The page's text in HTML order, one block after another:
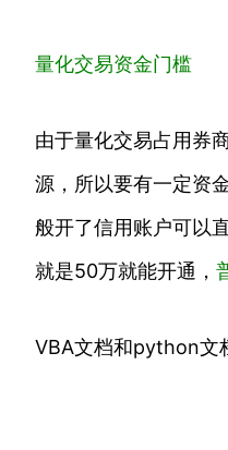
量化交易资金门槛
由于量化交易占用券
源，所以要有一定资
般开了信用账户可以
就是50万就能开通，
VBA文档和python文